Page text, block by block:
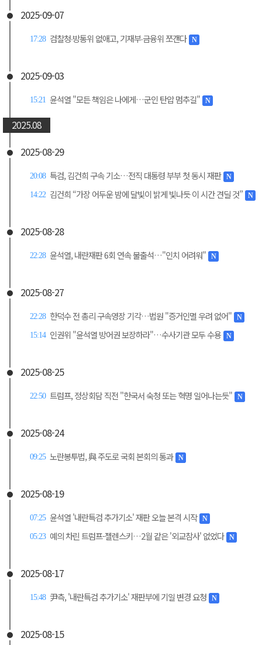
2025-09-07
17:28 검찰청∙방통위 없애고, 기재부∙금융위 쪼갠다 N
2025-09-03
15:21 윤석열 "모든 책임은 나에게…군인 탄압 멈추길" N
2025.08
2025-08-29
20:08 특검, 김건희 구속 기소…전직 대통령 부부 첫 동시 재판 N
14:22 김건희 “가장 어두운 밤에 달빛이 밝게 빛나듯 이 시간 견딜 것” N
2025-08-28
22:28 윤석열, 내란재판 6회 연속 불출석…"인치 어려워" N
2025-08-27
22:28 한덕수 전 총리 구속영장 기각…법원 "증거인멸 우려 없어" N
15:14 인권위 "윤석열 방어권 보장하라"…수사기관 모두 수용 N
2025-08-25
22:50 트럼프, 정상회담 직전 "한국서 숙청 또는 혁명 일어나는듯" N
2025-08-24
09:25 노란봉투법, 與 주도로 국회 본회의 통과 N
2025-08-19
07:25 윤석열 '내란특검 추가기소' 재판 오늘 본격 시작 N
05:23 예의 차린 트럼프-젤렌스키…2월 같은 '외교참사' 없었다 N
2025-08-17
15:48 尹측, '내란특검 추가기소' 재판부에 기일 변경 요청 N
2025-08-15